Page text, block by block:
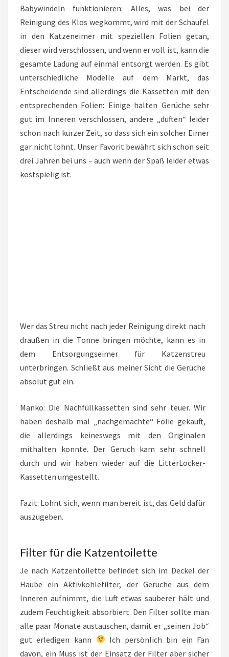
Babywindeln funktionieren: Alles, was bei der
Reinigung des Klos wegkommt, wird mit der Schaufel
in den Katzeneimer mit speziellen Folien getan,
dieser wird verschlossen, und wenn er voll ist, kann die
gesamte Ladung auf einmal entsorgt werden. Es gibt
unterschiedliche Modelle auf dem Markt, das
Entscheidende sind allerdings die Kassetten mit den
entsprechenden Folien: Einige halten Gerüche sehr
gut im Inneren verschlossen, andere „duften“ leider
schon nach kurzer Zeit, so dass sich ein solcher Eimer
gar nicht lohnt. Unser Favorit bewährt sich schon seit
drei Jahren bei uns – auch wenn der Spaß leider etwas
kostspielig ist.
Wer das Streu nicht nach jeder Reinigung direkt nach
draußen in die Tonne bringen möchte, kann es in
dem Entsorgungseimer für Katzenstreu
unterbringen. Schließt aus meiner Sicht die Gerüche
absolut gut ein.
Manko: Die Nachfüllkassetten sind sehr teuer. Wir
haben deshalb mal „nachgemachte“ Folie gekauft,
die allerdings keineswegs mit den Originalen
mithalten konnte. Der Geruch kam sehr schnell
durch und wir haben wieder auf die LitterLocker-
Kassetten umgestellt.
Fazit: Lohnt sich, wenn man bereit ist, das Geld dafür
auszugeben.
Filter für die Katzentoilette
Je nach Katzentoilette befindet sich im Deckel der
Haube ein Aktivkohlefilter, der Gerüche aus dem
Inneren aufnimmt, die Luft etwas sauberer hält und
zudem Feuchtigkeit absorbiert. Den Filter sollte man
alle paar Monate austauschen, damit er „seinen Job“
gut erledigen kann
Ich persönlich bin ein Fan
davon, ein Muss ist der Einsatz der Filter aber sicher